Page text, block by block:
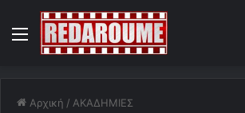
Menu
Αρχική / ΑΚΑΔΗΜΙΕΣ